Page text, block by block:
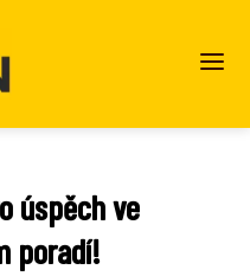
úspěch ve
poradí!